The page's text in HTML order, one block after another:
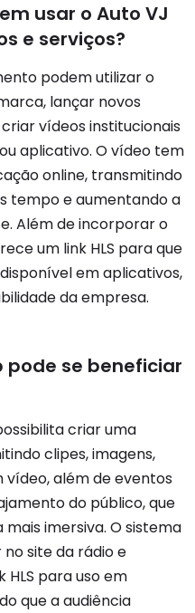
usar o Auto VJ
e serviços?
podem utilizar o
lançar novos
vídeos institucionais
aplicativo. O vídeo tem
online, transmitindo
tempo e aumentando a
Além de incorporar o
um link HLS para que
em aplicativos,
da empresa.
pode se beneficiar
criar uma
clipes, imagens,
além de eventos
do público, que
imersiva. O sistema
site da rádio e
para uso em
que a audiência